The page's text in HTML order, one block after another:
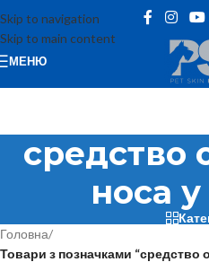
Skip to navigation
Skip to main content
МЕНЮ
средство
носа
Головна/
Товари з позначками “средство